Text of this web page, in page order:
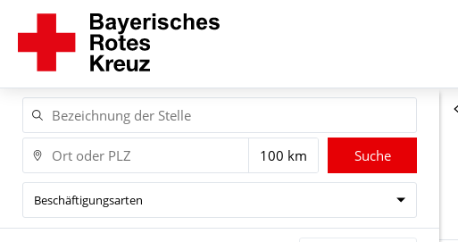
Suche
Beschäftigungsarten